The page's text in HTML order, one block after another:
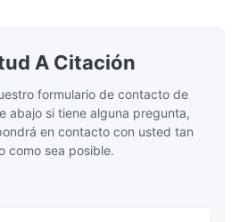
of both cooling
A Citación
formulario de contacto de
abajo si tiene alguna pregunta,
en contacto con usted tan
como sea posible.